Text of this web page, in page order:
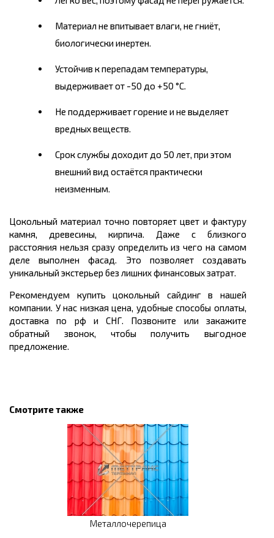
Материал не впитывает влаги, не гниёт,
биологически инертен.
Устойчив к перепадам температуры,
выдерживает от -50 до +50 °C.
Не поддерживает горение и не выделяет
вредных веществ.
Срок службы доходит до 50 лет, при этом
внешний вид остаётся практически
неизменным.
Цокольный материал точно повторяет цвет и фактуру
камня, древесины, кирпича. Даже с близкого
расстояния нельзя сразу определить из чего на самом
деле выполнен фасад. Это позволяет создавать
уникальный экстерьер без лишних финансовых затрат.
Рекомендуем купить цокольный сайдинг в нашей
компании. У нас низкая цена, удобные способы оплаты,
доставка по рф и СНГ. Позвоните или закажите
обратный звонок, чтобы получить выгодное
предложение.
Смотрите также
Металлочерепица